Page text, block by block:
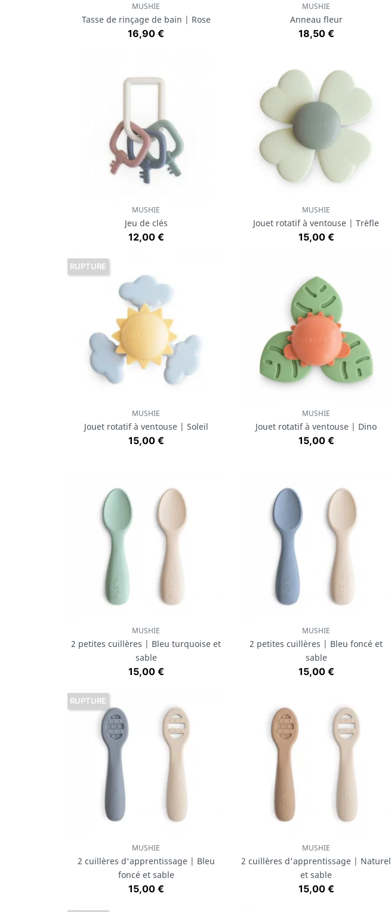
Aperçu rapide
MUSHIE
Tasse de rinçage de bain | Rose
Prix
16,90 €
Aperçu rapide
MUSHIE
Anneau fleur
Prix
18,50 €
Aperçu rapide
MUSHIE
Jeu de clés
Prix
12,00 €
Aperçu rapide
MUSHIE
Jouet rotatif à ventouse | Trèfle
Prix
15,00 €
Aperçu rapide
MUSHIE
Jouet rotatif à ventouse | Soleil
Prix
15,00 €
RUPTURE
Aperçu rapide
MUSHIE
Jouet rotatif à ventouse | Dino
Prix
15,00 €
Aperçu rapide
MUSHIE
2 petites cuillères | Bleu turquoise et
sable
Prix
15,00 €
Aperçu rapide
MUSHIE
2 petites cuillères | Bleu foncé et
sable
Prix
15,00 €
Aperçu rapide
MUSHIE
2 cuillères d'apprentissage | Bleu
foncé et sable
Prix
15,00 €
RUPTURE
Aperçu rapide
MUSHIE
2 cuillères d'apprentissage | Naturel
et sable
Prix
15,00 €